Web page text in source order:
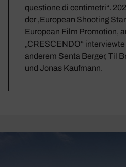
questione di centimetri“.
der ‚European Shooting
European Film Promotion,
„CRESCENDO“
anderem Senta Berger, Til
und Jonas Kaufmann.